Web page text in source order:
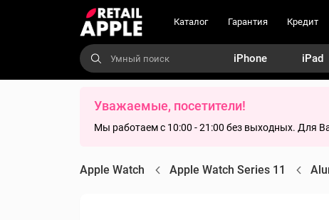
Каталог Гарантия Кредит
iPhone iPad
Уважаемые, посетители!
Мы работаем с 10:00 - 21:00 без выходных. Для
Apple Watch Apple Watch Series 11